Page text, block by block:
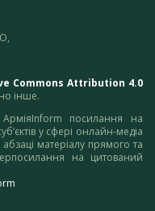
Commons Attribution 4.0
інше.
посилання на
у сфері онлайн-медіа
матеріалу прямого та
на цитований